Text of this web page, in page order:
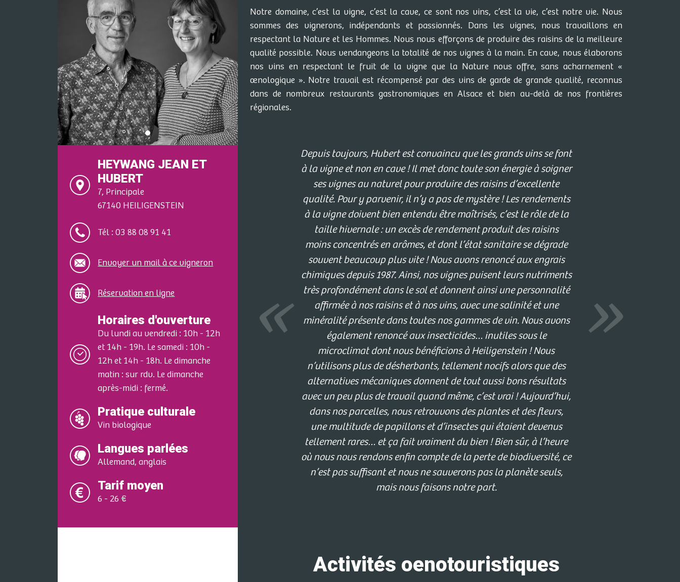
HEYWANG JEAN ET
HUBERT
7, Principale
67140 HEILIGENSTEIN
Tél : 03 88 08 91 41
Envoyer un mail à ce vigneron
Réservation en ligne
Horaires d'ouverture
Du lundi au vendredi : 10h - 12h
et 14h - 19h. Le samedi : 10h -
12h et 14h - 18h. Le dimanche
matin : sur rdv. Le dimanche
après-midi : fermé.
Pratique culturale
Vin biologique
Langues parlées
Allemand, anglais
Tarif moyen
6 - 26 €
Notre domaine, c’est la vigne, c’est la cave, ce sont nos vins, c’est la vie, c’est notre vie. Nous
sommes des vignerons, indépendants et passionnés. Dans les vignes, nous travaillons en
respectant la Nature et les Hommes. Nous nous efforçons de produire des raisins de la meilleure
qualité possible. Nous vendangeons la totalité de nos vignes à la main. En cave, nous élaborons
nos vins en respectant le fruit de la vigne que la Nature nous offre, sans acharnement «
œnologique ». Notre travail est récompensé par des vins de garde de grande qualité, reconnus
dans de nombreux restaurants gastronomiques en Alsace et bien au-delà de nos frontières
régionales.
Depuis toujours, Hubert est convaincu que les grands vins se font
à la vigne et non en cave ! Il met donc toute son énergie à soigner
ses vignes au naturel pour produire des raisins d’excellente
qualité. Pour y parvenir, il n’y a pas de mystère ! Les rendements
à la vigne doivent bien entendu être maîtrisés, c’est le rôle de la
taille hivernale : un excès de rendement produit des raisins
moins concentrés en arômes, et dont l’état sanitaire se dégrade
souvent beaucoup plus vite ! Nous avons renoncé aux engrais
chimiques depuis 1987. Ainsi, nos vignes puisent leurs nutriments
très profondément dans le sol et donnent ainsi une personnalité
affirmée à nos raisins et à nos vins, avec une salinité et une
minéralité présente dans toutes nos gammes de vin. Nous avons
également renoncé aux insecticides… inutiles sous le
microclimat dont nous bénéficions à Heiligenstein ! Nous
n’utilisons plus de désherbants, tellement nocifs alors que des
alternatives mécaniques donnent de tout aussi bons résultats
avec un peu plus de travail quand même, c’est vrai ! Aujourd’hui,
dans nos parcelles, nous retrouvons des plantes et des fleurs,
une multitude de papillons et d’insectes qui étaient devenus
tellement rares… et ça fait vraiment du bien ! Bien sûr, à l’heure
où nous nous rendons enfin compte de la perte de biodiversité, ce
n’est pas suffisant et nous ne sauverons pas la planète seuls,
mais nous faisons notre part.
Activités oenotouristiques